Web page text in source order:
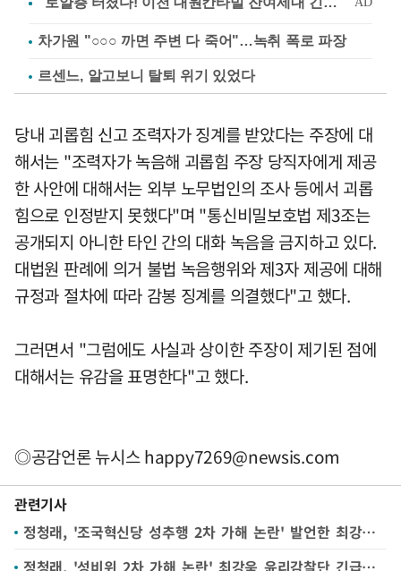
차가원 "○○○ 까면 주변 다 죽어"…녹취 폭로 파장
르센느, 알고보니 탈퇴 위기 있었다
당내 괴롭힘 신고 조력자가 징계를 받았다는 주장에 대
해서는 "조력자가 녹음해 괴롭힘 주장 당직자에게 제공
한 사안에 대해서는 외부 노무법인의 조사 등에서 괴롭
힘으로 인정받지 못했다"며 "통신비밀보호법 제3조는
공개되지 아니한 타인 간의 대화 녹음을 금지하고 있다.
대법원 판례에 의거 불법 녹음행위와 제3자 제공에 대해
규정과 절차에 따라 감봉 징계를 의결했다"고 했다.
그러면서 "그럼에도 사실과 상이한 주장이 제기된 점에
대해서는 유감을 표명한다"고 했다.
◎공감언론 뉴시스happy7269@newsis.com
관련기사
정청래, '조국혁신당 성추행 2차 가해 논란' 발언한 최강욱 진상조사 지시(종합)
정청래, '성비위 2차 가해 논란' 최강욱 윤리감찰단 긴급조사 지시